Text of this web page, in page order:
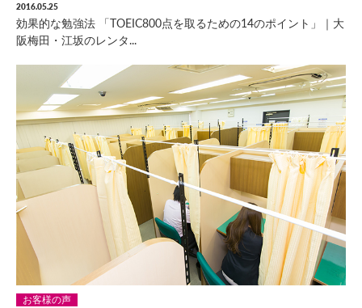
2016.05.25
効果的な勉強法 「TOEIC800点を取るための14のポイント」｜大
阪梅田・江坂のレンタ...
お客様の声